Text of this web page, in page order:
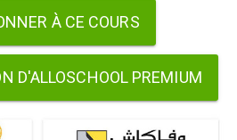
À CE COURS
D'ALLOSCHOOL PREMIUM